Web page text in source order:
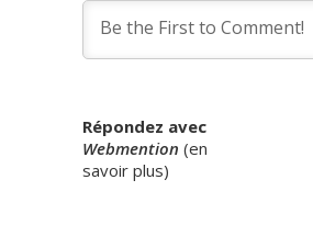
Répondez avec
Webmention (en
savoir plus)